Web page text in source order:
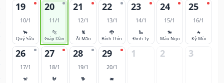
19
10/1
🐂
Quý Sửu
20
11/1
🐅
Giáp Dần
21
12/1
🐈
Ất Mão
22
13/1
🐉
Bính Thìn
23
14/1
🐍
Đinh Tỵ
24
15/1
🐎
Mậu Ngọ
25
16/1
🐐
Kỷ Mùi
26
17/1
🐒
27
18/1
🐓
28
19/1
🐕
29
20/1
🐖
1 2 3